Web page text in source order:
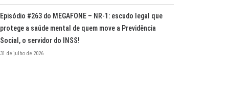
Episódio #263 do MEGAFONE – NR-1: escudo legal que
protege a saúde mental de quem move a Previdência
Social, o servidor do INSS!
31 de julho de 2026